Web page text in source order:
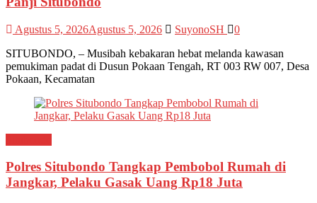
Agustus 5, 2026Agustus 5, 2026 SuyonoSH
0
SITUBONDO, – Musibah kebakaran hebat melanda kawasan
pemukiman padat di Dusun Pokaan Tengah, RT 003 RW 007, Desa
Pokaan, Kecamatan
Polres Situbondo Tangkap Pembobol Rumah di
Jangkar, Pelaku Gasak Uang Rp18 Juta